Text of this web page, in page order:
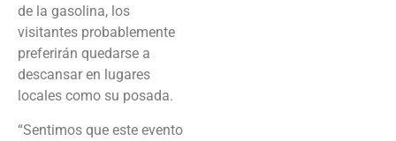
de la gasolina, los
visitantes probablemente
preferirán quedarse a
descansar en lugares
locales como su posada.
“Sentimos que este evento